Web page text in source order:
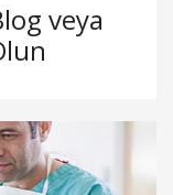
veya